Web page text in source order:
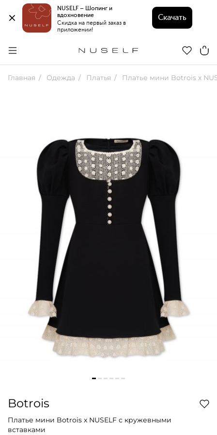
NUSELF – Шопинг и
вдохновение
Скидка на первый заказ в
приложении!
Скачать
Главная Одежда Платья Платье мини Botrois x NUSELF с
Botrois
Платье мини Botrois x NUSELF с кружевными
вставками